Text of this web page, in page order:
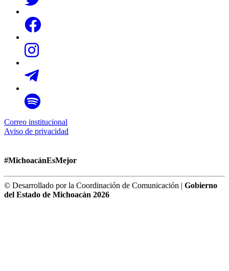
Correo institucional
Aviso de privacidad
#MichoacánEsMejor
© Desarrollado por la Coordinación de Comunicación | Gobierno
del Estado de Michoacán 2026